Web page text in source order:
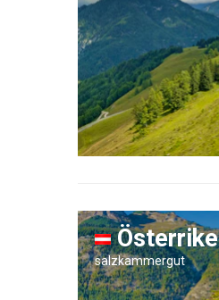
Österrike
salzkammergut